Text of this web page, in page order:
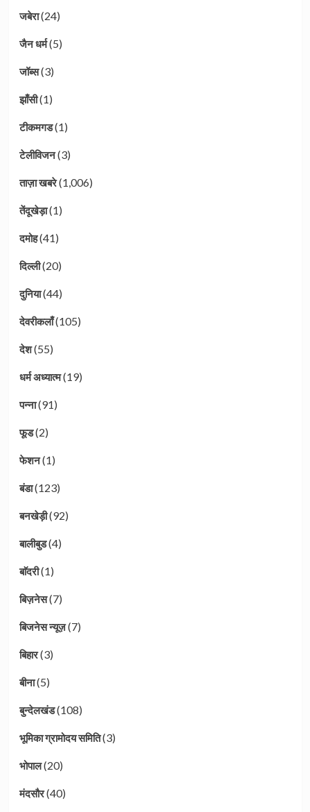
जबेरा(24)
जैन धर्म(5)
जॉब्स(3)
झाँसी(1)
टीकमगड(1)
टेलीविजन(3)
ताज़ा खबरे(1,006)
तेंदूखेड़ा(1)
दमोह(41)
दिल्ली(20)
दुनिया(44)
देवरीकलाँ(105)
देश(55)
धर्म अध्यात्म(19)
पन्ना(91)
फूड(2)
फेशन(1)
बंडा(123)
बनखेड़ी(92)
बालीबुड(4)
बाॅदरी(1)
बिज़नेस(7)
बिजनेस न्यूज़(7)
बिहार(3)
बीना(5)
बुन्देलखंड(108)
भूमिका ग्रामोदय समिति(3)
भोपाल(20)
मंदसौर(40)